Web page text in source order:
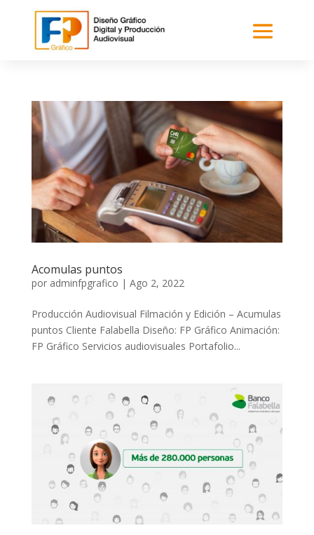
Acomulas puntos
por adminfpgrafico | Ago 2, 2022
Producción Audiovisual Filmación y Edición – Acumulas
puntos Cliente Falabella Diseño: FP Gráfico Animación:
FP Gráfico Servicios audiovisuales Portafolio...